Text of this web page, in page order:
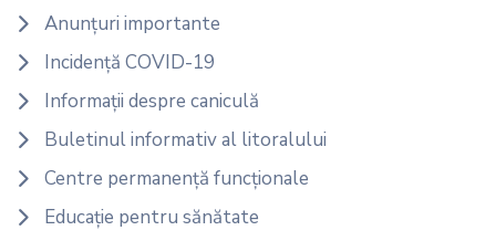
Anunțuri importante
Incidență COVID-19
Informații despre caniculă
Buletinul informativ al litoralului
Centre permanență funcționale
Educație pentru sănătate